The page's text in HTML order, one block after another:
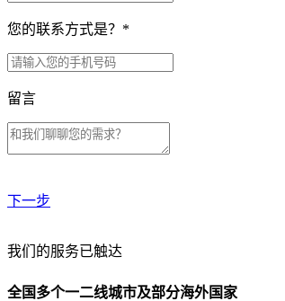
您的联系方式是？ *
留言
下一步
贵公司预算范围是？
我们的服务已触达
全国多个一二线城市及部分海外国家